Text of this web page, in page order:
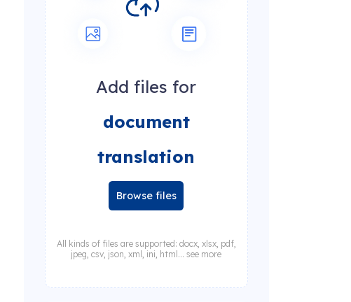
Add files for
document
translation
Browse files
All kinds of files are supported: docx, xlsx, pdf,
jpeg, csv, json, xml, ini, html... see more